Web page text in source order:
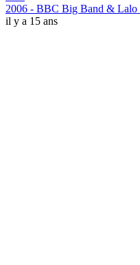
2006 - BBC Big Band &
il y a 15 ans